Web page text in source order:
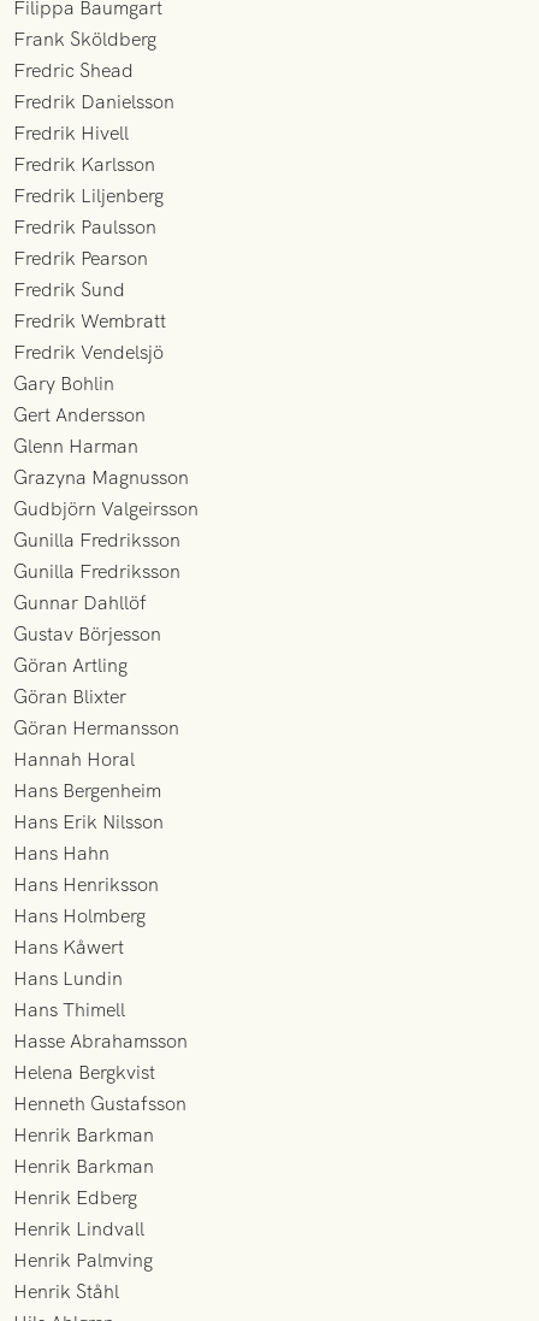
Filippa Baumgart
Frank Sköldberg
Fredric Shead
Fredrik Danielsson
Fredrik Hivell
Fredrik Karlsson
Fredrik Liljenberg
Fredrik Paulsson
Fredrik Pearson
Fredrik Sund
Fredrik Wembratt
Fredrik Vendelsjö
Gary Bohlin
Gert Andersson
Glenn Harman
Grazyna Magnusson
Gudbjörn Valgeirsson
Gunilla Fredriksson
Gunilla Fredriksson
Gunnar Dahllöf
Gustav Börjesson
Göran Artling
Göran Blixter
Göran Hermansson
Hannah Horal
Hans Bergenheim
Hans Erik Nilsson
Hans Hahn
Hans Henriksson
Hans Holmberg
Hans Kåwert
Hans Lundin
Hans Thimell
Hasse Abrahamsson
Helena Bergkvist
Henneth Gustafsson
Henrik Barkman
Henrik Barkman
Henrik Edberg
Henrik Lindvall
Henrik Palmving
Henrik Ståhl